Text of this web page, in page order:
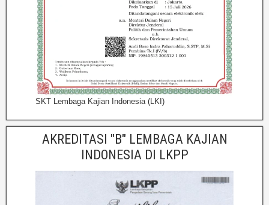
SKT Lembaga Kajian Indonesia (LKI)
AKREDITASI "B" LEMBAGA KAJIAN
INDONESIA DI LKPP